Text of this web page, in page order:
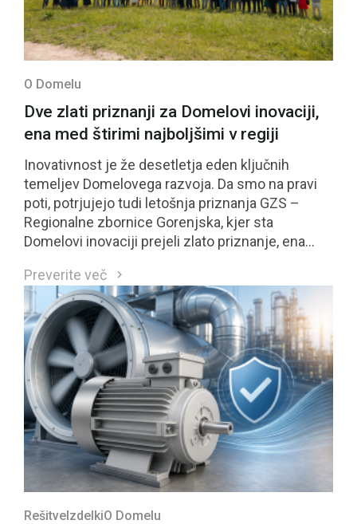
O Domelu
Dve zlati priznanji za Domelovi inovaciji,
ena med štirimi najboljšimi v regiji
Inovativnost je že desetletja eden ključnih
temeljev Domelovega razvoja. Da smo na pravi
poti, potrjujejo tudi letošnja priznanja GZS –
Regionalne zbornice Gorenjska, kjer sta
Domelovi inovaciji prejeli zlato priznanje, ena
ocenjene inovacije regije in bo kandidirala tudi za
nacionalno priznanje GZS.
Preverite več
RešitveIzdelkiO Domelu